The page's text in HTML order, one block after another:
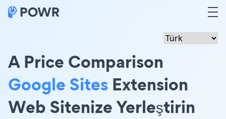
A Price Comparison
Google Sites Extension
Web Sitenize Yerleştirin